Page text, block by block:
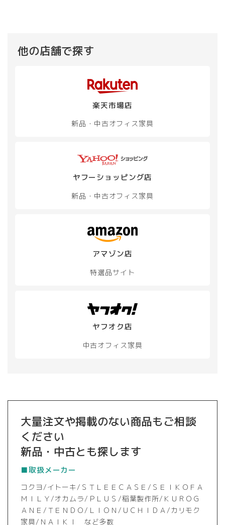
他の店舗で探す
楽天市場店
新品・中古オフィス家具
ヤフーショッピング店
新品・中古オフィス家具
アマゾン店
特選品サイト
ヤフオク店
中古オフィス家具
大量注文や掲載のない商品もご相談
ください
新品・中古とも探します
■取扱メーカー
コクヨ/イトーキ/ＳＴＬＥＥＣＡＳＥ/ＳＥＩＫＯＦＡ
ＭＩＬＹ/オカムラ/ＰＬＵＳ/稲葉製作所/ＫＵＲＯＧ
ＡＮＥ/ＴＥＮＤＯ/ＬＩＯＮ/ＵＣＨＩＤＡ/カリモク
家具/ＮＡＩＫＩ など多数